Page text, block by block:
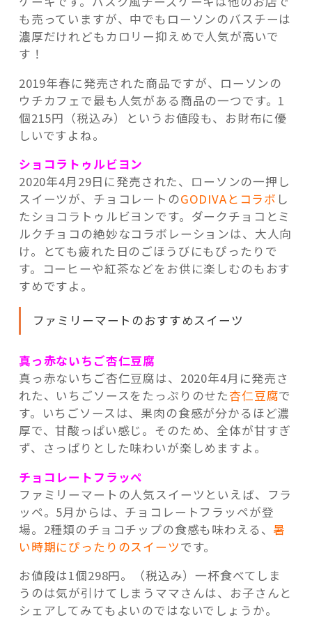
も売っていますが、中でもローソンのバスチーは
濃厚だけれどもカロリー抑えめで人気が高いで
す！
2019年春に発売された商品ですが、ローソンの
ウチカフェで最も人気がある商品の一つです。1
個215円（税込み）というお値段も、お財布に優
しいですよね。
ショコラトゥルビヨン
2020年4月29日に発売された、ローソンの一押し
スイーツが、チョコレートのGODIVAとコラボ し
たショコラトゥルビヨンです。ダークチョコとミ
ルクチョコの絶妙なコラボレーションは、大人向
け。とても疲れた日のごほうびにもぴったりで
す。コーヒーや紅茶などをお供に楽しむのもおす
すめですよ。
ファミリーマートのおすすめスイーツ
真っ赤ないちご杏仁豆腐
真っ赤ないちご杏仁豆腐は、2020年4月に発売さ
れた、いちごソースをたっぷりのせた杏仁豆腐で
す。いちごソースは、果肉の食感が分かるほど濃
厚で、甘酸っぱい感じ。そのため、全体が甘すぎ
ず、さっぱりとした味わいが楽しめますよ。
チョコレートフラッペ
ファミリーマートの人気スイーツといえば、フラ
ッペ。5月からは、チョコレートフラッペが登
場。2種類のチョコチップの食感も味わえる、 暑
い時期にぴったりのスイーツです。
お値段は1個298円。（税込み）一杯食べてしま
うのは気が引けてしまうママさんは、お子さんと
シェアしてみてもよいのではないでしょうか。